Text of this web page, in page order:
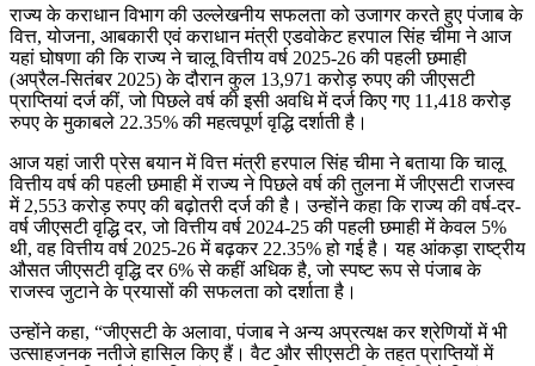
राज्य के कराधान विभाग की उल्लेखनीय सफलता को उजागर करते हुए पंजाब के
वित्त, योजना, आबकारी एवं कराधान मंत्री एडवोकेट हरपाल सिंह चीमा ने आज
यहां घोषणा की कि राज्य ने चालू वित्तीय वर्ष 2025-26 की पहली छमाही
(अप्रैल-सितंबर 2025) के दौरान कुल 13,971 करोड़ रुपए की जीएसटी
प्राप्तियां दर्ज कीं, जो पिछले वर्ष की इसी अवधि में दर्ज किए गए 11,418 करोड़
रुपए के मुकाबले 22.35% की महत्वपूर्ण वृद्धि दर्शाती है।
आज यहां जारी प्रेस बयान में वित्त मंत्री हरपाल सिंह चीमा ने बताया कि चालू
वित्तीय वर्ष की पहली छमाही में राज्य ने पिछले वर्ष की तुलना में जीएसटी राजस्व
में 2,553 करोड़ रुपए की बढ़ोतरी दर्ज की है। उन्होंने कहा कि राज्य की वर्ष-दर-
वर्ष जीएसटी वृद्धि दर, जो वित्तीय वर्ष 2024-25 की पहली छमाही में केवल 5%
थी, वह वित्तीय वर्ष 2025-26 में बढ़कर 22.35% हो गई है। यह आंकड़ा राष्ट्रीय
औसत जीएसटी वृद्धि दर 6% से कहीं अधिक है, जो स्पष्ट रूप से पंजाब के
राजस्व जुटाने के प्रयासों की सफलता को दर्शाता है।
उन्होंने कहा, “जीएसटी के अलावा, पंजाब ने अन्य अप्रत्यक्ष कर श्रेणियों में भी
उत्साहजनक नतीजे हासिल किए हैं। वैट और सीएसटी के तहत प्राप्तियों में